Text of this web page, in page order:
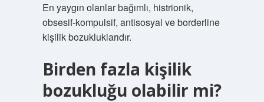
En yaygın olanlar bağımlı, histrionik,
obsesif-kompulsif, antisosyal ve borderline
kişilik bozukluklarıdır.
Birden fazla kişilik
bozukluğu olabilir mi?